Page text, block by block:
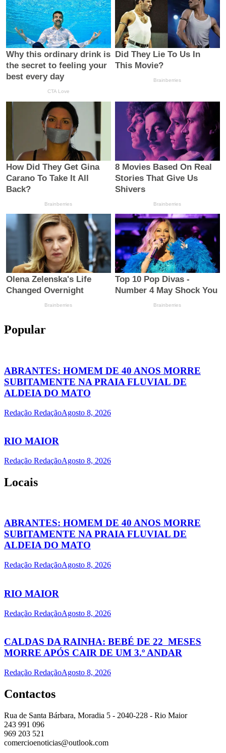
Popular
ABRANTES: HOMEM DE 40 ANOS MORRE
SUBITAMENTE NA PRAIA FLUVIAL DE
ALDEIA DO MATO
Redação RedaçãoAgosto 8, 2026
RIO MAIOR
Redação RedaçãoAgosto 8, 2026
Locais
ABRANTES: HOMEM DE 40 ANOS MORRE
SUBITAMENTE NA PRAIA FLUVIAL DE
ALDEIA DO MATO
Redação RedaçãoAgosto 8, 2026
RIO MAIOR
Redação RedaçãoAgosto 8, 2026
CALDAS DA RAINHA: BEBÉ DE 22 MESES
MORRE APÓS CAIR DE UM 3.º ANDAR
Redação RedaçãoAgosto 8, 2026
Contactos
Rua de Santa Bárbara, Moradia 5 - 2040-228 - Rio Maior
243 991 096
969 203 521
comercioenoticias@outlook.com